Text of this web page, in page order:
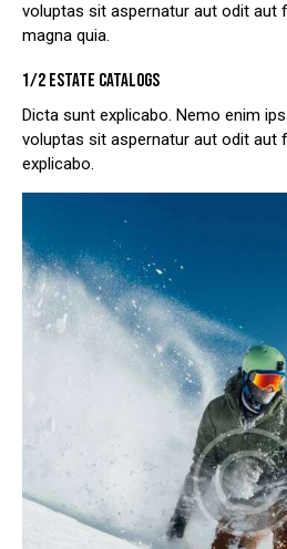
voluptas sit aspernatur aut odit aut
magna quia.
1/2 ESTATE CATALOGS
Dicta sunt explicabo. Nemo enim
voluptas sit aspernatur aut odit aut
explicabo.